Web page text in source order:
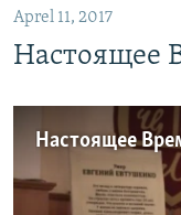
Aprel 11, 2017
Настоящее
Настоящее